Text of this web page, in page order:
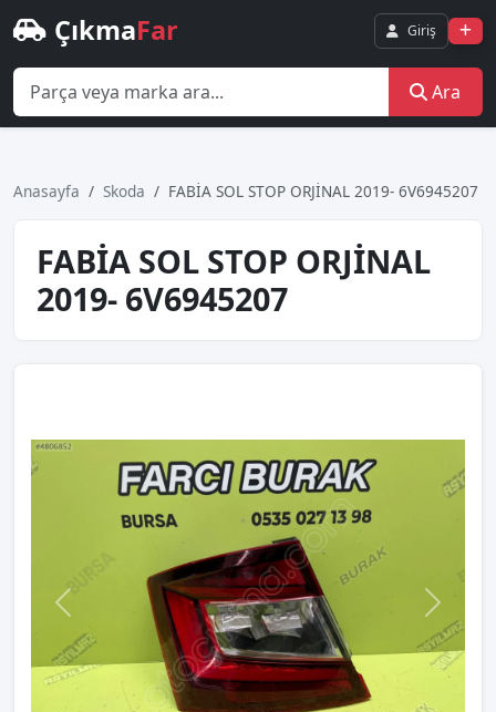
ÇıkmaFar Giriş
Ara
Anasayfa Skoda FABİA SOL STOP ORJİNAL 2019- 6V6945207
FABİA SOL STOP ORJİNAL
2019- 6V6945207